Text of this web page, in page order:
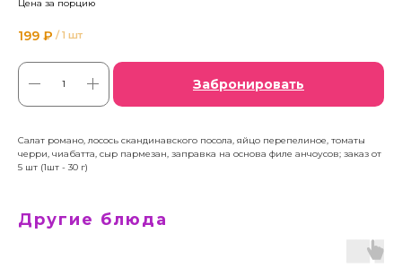
Цена за порцию
199 ₽ / 1 шт
Забронировать
Салат романо, лосось скандинавского посола, яйцо перепелиное, томаты
черри, чиабатта, сыр пармезан, заправка на основа филе анчоусов; заказ от
5 шт (1шт - 30 г)
Другие блюда